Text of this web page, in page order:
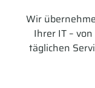
Wir
Ihrer IT –
täglichen